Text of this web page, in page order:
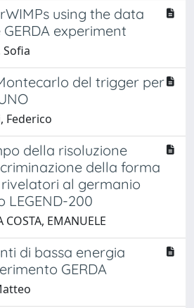
using the data
experiment
Sofia
del trigger per
Federico
della risoluzione
della forma
al germanio
LEGEND-200
EMANUELE
di bassa energia
GERDA